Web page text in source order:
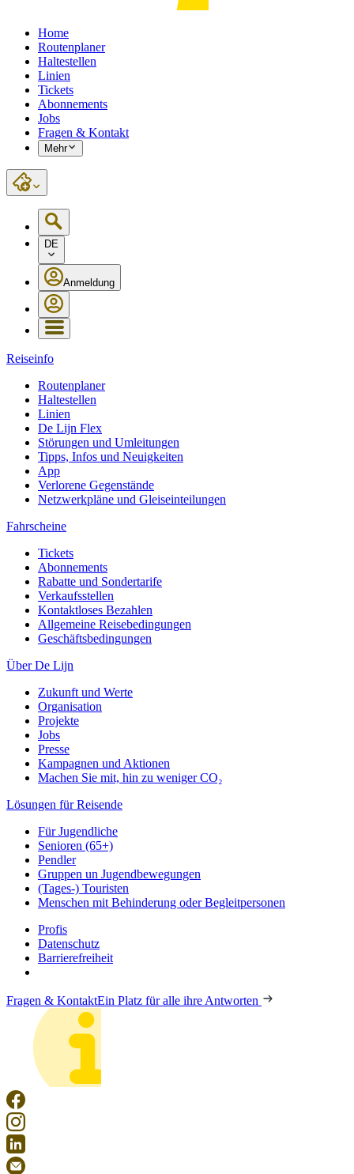
Home
Routenplaner
Haltestellen
Linien
Tickets
Abonnements
Jobs
Fragen & Kontakt
Mehr
DE
Anmeldung
Reiseinfo
Routenplaner
Haltestellen
Linien
De Lijn Flex
Störungen und Umleitungen
Tipps, Infos und Neuigkeiten
App
Verlorene Gegenstände
Netzwerkpläne und Gleiseinteilungen
Fahrscheine
Tickets
Abonnements
Rabatte und Sondertarife
Verkaufsstellen
Kontaktloses Bezahlen
Allgemeine Reisebedingungen
Geschäftsbedingungen
Über De Lijn
Zukunft und Werte
Organisation
Projekte
Jobs
Presse
Kampagnen und Aktionen
Machen Sie mit, hin zu weniger CO₂
Lösungen für Reisende
Für Jugendliche
Senioren (65+)
Pendler
Gruppen un Jugendbewegungen
(Tages-) Touristen
Menschen mit Behinderung oder Begleitpersonen
Profis
Datenschutz
Barrierefreiheit
Fragen & KontaktEin Platz für alle ihre Antworten